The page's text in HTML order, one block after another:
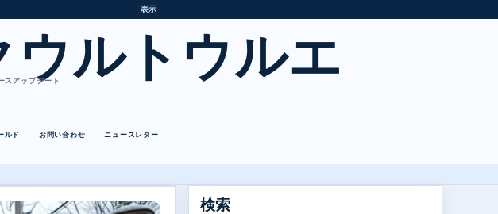
表示
ルトウルエ
スアップデート
ルド お問い合わせ ニュースレター
検索